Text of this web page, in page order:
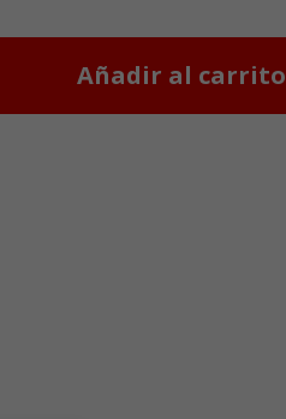
Añadir al carrito